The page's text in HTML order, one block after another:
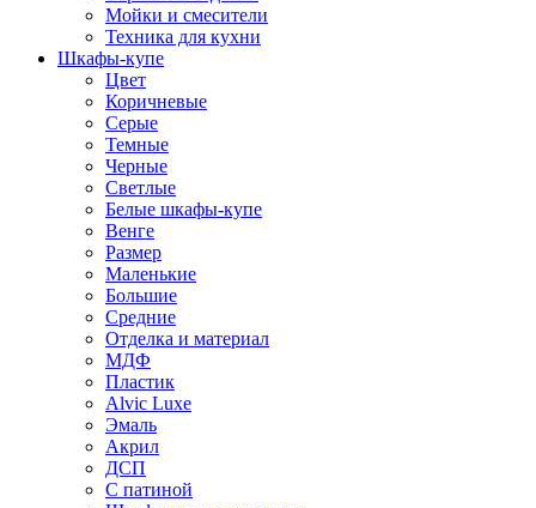
Мойки и смесители
Техника для кухни
Шкафы-купе
Цвет
Коричневые
Серые
Темные
Черные
Светлые
Белые шкафы-купе
Венге
Размер
Маленькие
Большие
Средние
Отделка и материал
МДФ
Пластик
Alvic Luxe
Эмаль
Акрил
ДСП
С патиной